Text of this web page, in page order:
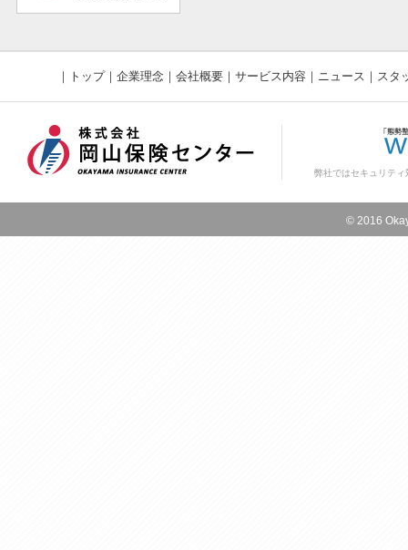
｜ トップ｜ 企業理念 ｜ 会社概要 ｜ サービス内容 ｜ ニュース ｜ スタ
弊社ではセキュリテ
© 2016